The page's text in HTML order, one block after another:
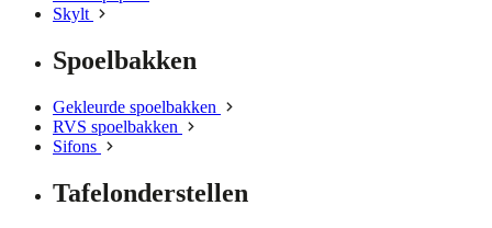
Skylt
Spoelbakken
Gekleurde spoelbakken
RVS spoelbakken
Sifons
Tafelonderstellen